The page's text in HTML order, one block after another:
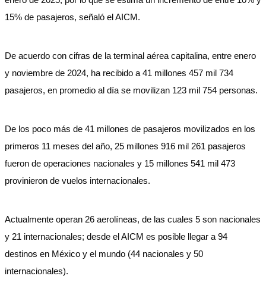
15% de pasajeros, señaló el AICM.
De acuerdo con cifras de la terminal aérea capitalina, entre enero
y noviembre de 2024, ha recibido a 41 millones 457 mil 734
pasajeros, en promedio al día se movilizan 123 mil 754 personas.
De los poco más de 41 millones de pasajeros movilizados en los
primeros 11 meses del año, 25 millones 916 mil 261 pasajeros
fueron de operaciones nacionales y 15 millones 541 mil 473
provinieron de vuelos internacionales.
Actualmente operan 26 aerolíneas, de las cuales 5 son nacionales
y 21 internacionales; desde el AICM es posible llegar a 94
destinos en México y el mundo (44 nacionales y 50
internacionales).